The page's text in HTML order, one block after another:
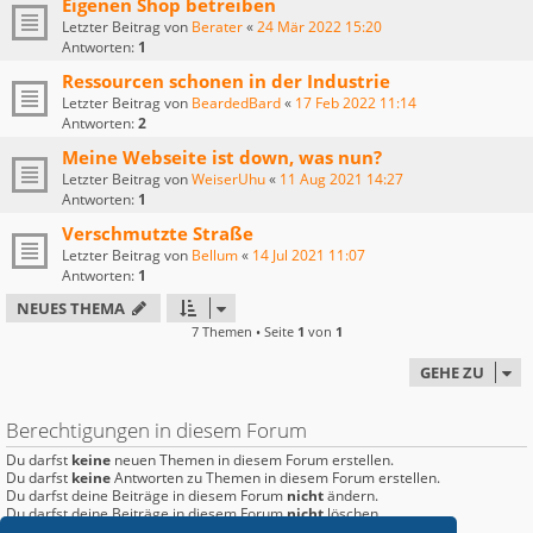
Eigenen Shop betreiben
Letzter Beitrag von Berater«24 Mär 2022 15:20
Antworten: 1
Ressourcen schonen in der Industrie
Letzter Beitrag von BeardedBard« 17 Feb 2022 11:14
Antworten:2
Meine Webseite ist down, was nun?
Letzter Beitrag vonWeiserUhu« 11 Aug 2021 14:27
Antworten: 1
Verschmutzte Straße
Letzter Beitrag von Bellum« 14 Jul 2021 11:07
Antworten: 1
NEUES THEMA
7 Themen • Seite 1 von 1
GEHE ZU
Berechtigungen in diesem Forum
Du darfst keine neuen Themen in diesem Forum erstellen.
Du darfst keineAntworten zu Themen in diesem Forum erstellen.
Du darfst deine Beiträge in diesem Forum nichtändern.
Du darfst deine Beiträge in diesem Forumnichtlöschen.